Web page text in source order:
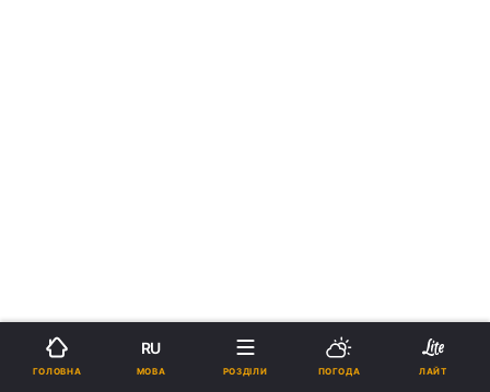
ГОЛОВНА
RU
МОВА РОЗДІЛИ ПОГОДА ЛАЙТ